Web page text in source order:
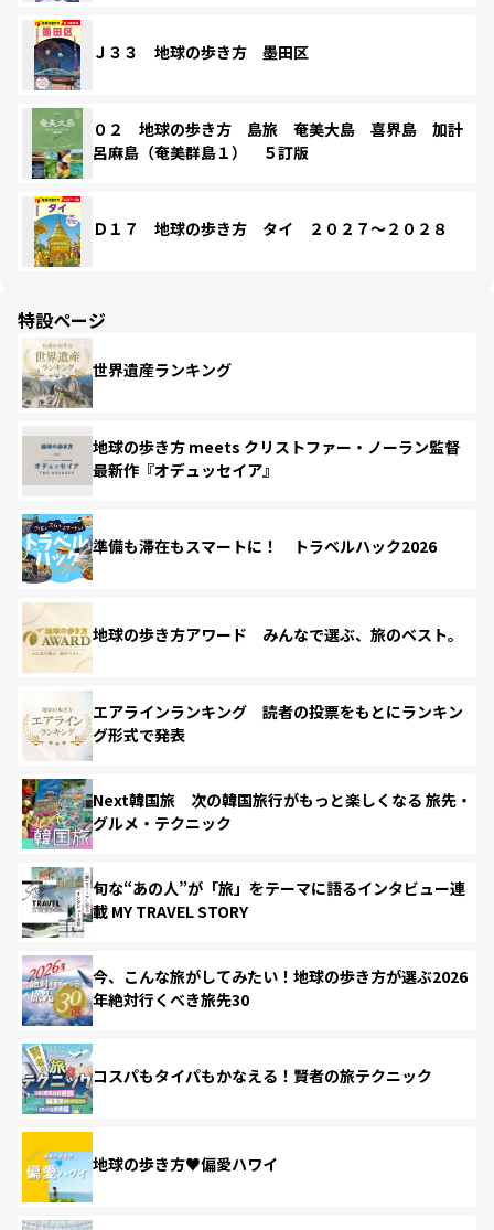
Ｊ３３ 地球の歩き方 墨田区
０２ 地球の歩き方 島旅 奄美大島 喜界島 加計
呂麻島（奄美群島１） ５訂版
Ｄ１７ 地球の歩き方 タイ ２０２７～２０２８
特設ページ
世界遺産ランキング
地球の歩き方 meets クリストファー・ノーラン監督
最新作『オデュッセイア』
準備も滞在もスマートに！ トラベルハック2026
地球の歩き方アワード みんなで選ぶ、旅のベスト。
エアラインランキング 読者の投票をもとにランキン
グ形式で発表
Next韓国旅 次の韓国旅行がもっと楽しくなる 旅先・
グルメ・テクニック
旬な“あの人”が「旅」をテーマに語るインタビュー連
載 MY TRAVEL STORY
今、こんな旅がしてみたい！地球の歩き方が選ぶ2026
年絶対行くべき旅先30
コスパもタイパもかなえる！賢者の旅テクニック
地球の歩き方♥偏愛ハワイ